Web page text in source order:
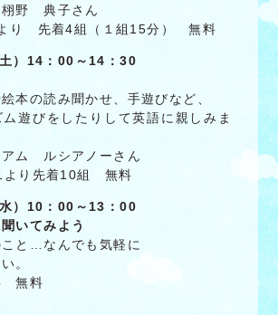
栩野 典子さん
り 先着4組（１組15分） 無料
）14：00～14：30
本の読み聞かせ、手遊びなど、
遊びをしたりして英語に親しみま
アム ルシアノーさん
より先着10組 無料
）10：00～13：00
いてみよう
と…なんでも気軽に
。
無料